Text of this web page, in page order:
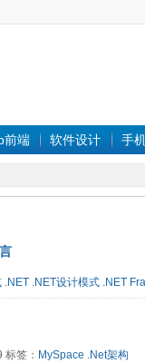
前端 软件设计 手
.NET .NET设计模式 .NET
签： MySpace .Net架构